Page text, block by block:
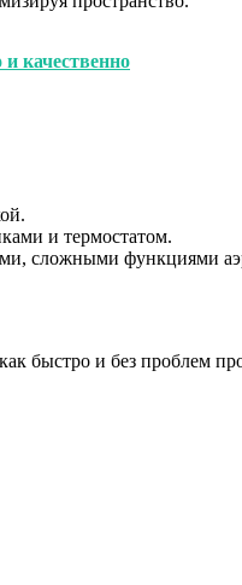
качественно
и термостатом.
сложными функциями
быстро и без проблем